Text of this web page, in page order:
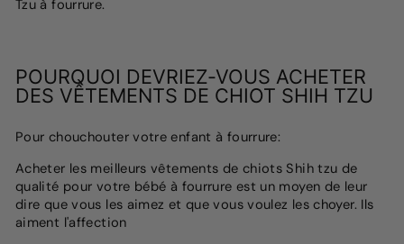
Tzu à fourrure.
POURQUOI DEVRIEZ-VOUS ACHETER
DES VÊTEMENTS DE CHIOT SHIH TZU
Pour chouchouter votre enfant à fourrure:
Acheter les meilleurs vêtements de chiots Shih tzu de
qualité pour votre bébé à fourrure est un moyen de leur
dire que vous les aimez et que vous voulez les choyer. Ils
aiment l'affection